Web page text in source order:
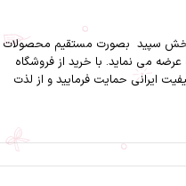
سپید بصورت مستقیم محصولات
عرضه می نماید. با خرید از فروشگاه
ایرانی حمایت فرمایید و از لذت